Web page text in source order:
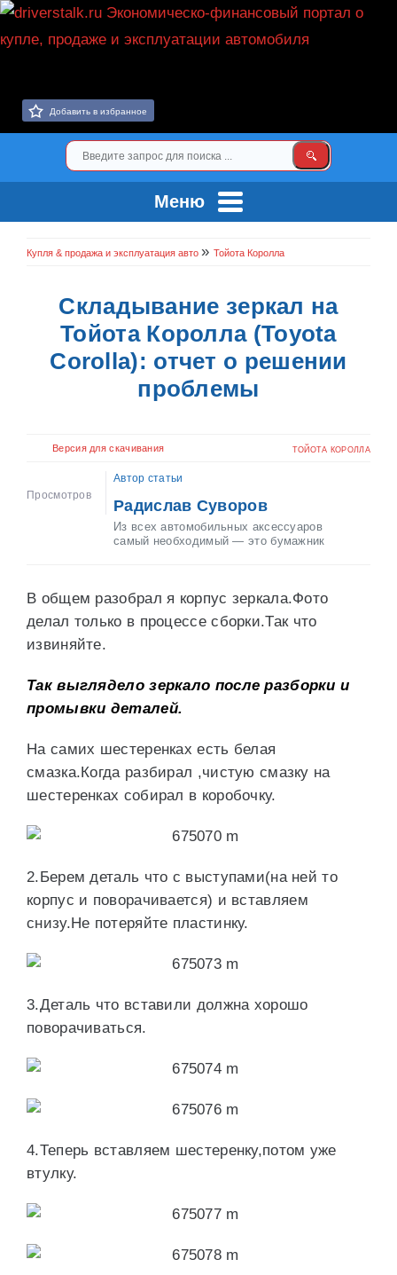
Добавить в избранное
Меню
Купля & продажа и эксплуатация авто » Тойота Королла
Складывание зеркал на
Тойота Королла (Toyota
Corolla): отчет о решении
проблемы
Версия для скачивания ТОЙОТА КОРОЛЛА
Просмотров
Автор статьи
Радислав Суворов
Из всех автомобильных аксессуаров
самый необходимый — это бумажник
В общем разобрал я корпус зеркала.Фото
делал только в процессе сборки.Так что
извиняйте.
Так выглядело зеркало после разборки и
промывки деталей.
На самих шестеренках есть белая
смазка.Когда разбирал ,чистую смазку на
шестеренках собирал в коробочку.
2.Берем деталь что с выступами(на ней то
корпус и поворачивается) и вставляем
снизу.Не потеряйте пластинку.
3.Деталь что вставили должна хорошо
поворачиваться.
4.Теперь вставляем шестеренку,потом уже
втулку.